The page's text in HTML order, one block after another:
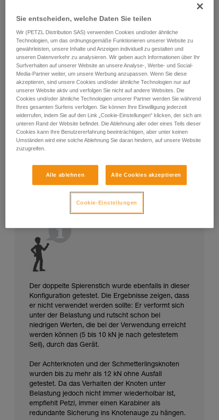
Der doppelte Spierenstich wurde ebenfalls in dieser
Konfiguration getestet. Die Ergebnisse zeigen, dass
er nicht verwendet werden sollte: Er verformt sich
unter der Belastung und rutscht schon bei
niedrigen Werten, die bei der Verwendung erreicht
werden können (5 bis 10 kN je nach getestetem
Seil), durch das Gerät.
Der Achterknoten und der Schmetterlingsknoten
wurden bis zu mehr als 12 kN ohne Ausfall
getestet. Da das Verhalten der Knoten unter
Belastung jedoch nicht immer wiederholbar ist,
empfiehlt Petzl, immer einen Karabiner als
redundante Sicherung ins Knotenauge zu hängen.
Sie entscheiden, welche Daten Sie teilen
Wir (PETZL Distribution SAS) verwenden Cookies und/oder ähnliche
Technologien, um das ordnungsgemäße Funktionieren unserer Website zu
gewährleisten, unsere Inhalte und Anzeigen individuell zu gestalten und
unseren Datenverkehr zu analysieren. Wir geben auch Informationen über Ihr
Surfverhalten auf unserer Website an unsere Analyse-, Werbe- und Social-
Media-Partner weiter, um unsere Werbung anzupassen. Wenn Sie diese
akzeptieren, sind unsere Cookies und/oder ähnliche Technologien nur auf
unserer Website aktiv und verfolgen Sie nicht auf andere Websites. Die
Cookies und/oder ähnliche Technologien unserer Partner werden Sie während
Ihres gesamten Surfens verfolgen. Sie können Ihre Einwilligung jederzeit
widerrufen, indem Sie auf den Link „Cookie-Einstellungen“ klicken, der sich am
unteren Rand der Website befindet. Die Ablehnung aller oder eines Teils dieser
Cookies kann Ihre Benutzererfahrung beeinträchtigen, aber unter keinen
Umständen wird eine solche Ablehnung Sie daran hindern, auf unsere Website
zuzugreifen.
Alle ablehnen Alle Cookies akzeptieren
Cookie-Einstellungen